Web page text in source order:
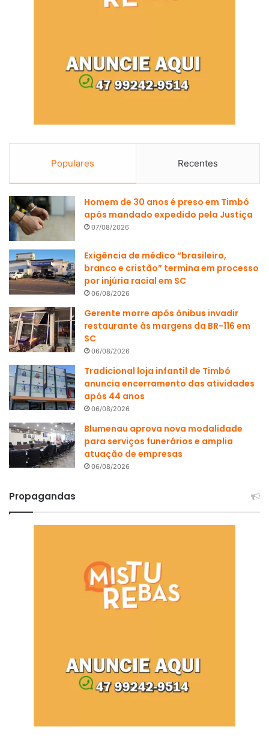
Populares Recentes
Homem de 30 anos é preso em Timbó
após mandado expedido pela Justiça
07/08/2026
Exigência de médico “brasileiro,
branco e cristão” termina em processo
por injúria racial em SC
06/08/2026
Gerente morre após ônibus invadir
restaurante às margens da BR-116 em
SC
06/08/2026
Tradicional loja infantil de Timbó
anuncia encerramento das atividades
após 44 anos
06/08/2026
Blumenau aprova nova modalidade
para serviços funerários e amplia
atuação de empresas
06/08/2026
Propagandas